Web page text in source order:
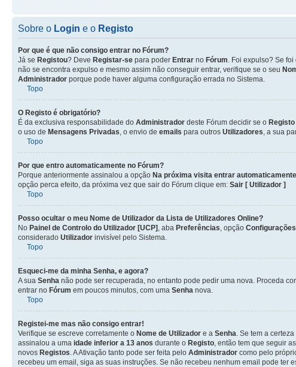
Sobre o Login e o Registo
Por que é que não consigo entrar no Fórum?
Já se Registou? Deve Registar-se para poder Entrar no Fórum. Foi expulso? Se
não se encontra expulso e mesmo assim não conseguir entrar, verifique se o seu
Administrador porque pode haver alguma configuração errada no Sistema.
Topo
O Registo é obrigatório?
É da exclusiva responsabilidade do Administrador deste Fórum decidir se o Registo
o uso de Mensagens Privadas, o envio de emails para outros Utilizadores, a sua
Topo
Por que entro automaticamente no Fórum?
Porque anteriormente assinalou a opção Na próxima visita entrar automaticamente
opção perca efeito, da próxima vez que sair do Fórum clique em: Sair [ Utilizador ]
Topo
Posso ocultar o meu Nome de Utilizador da Lista de Utilizadores Online?
No Painel de Controlo do Utilizador [UCP] , aba Preferências, opção
considerado Utilizador invisível pelo Sistema.
Topo
Esqueci-me da minha Senha, e agora?
A sua Senha não pode ser recuperada, no entanto pode pedir uma nova. Proceda
entrar no Fórum em poucos minutos, com uma Senha nova.
Topo
Registei-me mas não consigo entrar!
Verifique se escreve corretamente o Nome de Utilizador e a Senha. Se tem a
assinalou a uma idade inferior a 13 anos durante o Registo, então tem que seguir
novos Registos. A Ativação tanto pode ser feita pelo Administrador como pelo
recebeu um email, siga as suas instruções. Se não recebeu nenhum email pode ter